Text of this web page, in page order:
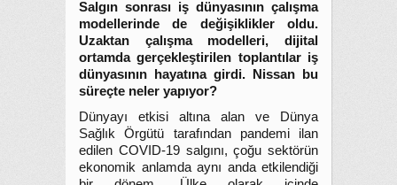
Salgın sonrası iş dünyasının çalışma
modellerinde de değişiklikler oldu.
Uzaktan çalışma modelleri, dijital
ortamda gerçekleştirilen toplantılar iş
dünyasının hayatına girdi. Nissan bu
süreçte neler yapıyor?
Dünyayı etkisi altına alan ve Dünya
Sağlık Örgütü tarafından pandemi ilan
edilen COVID-19 salgını, çoğu sektörün
ekonomik anlamda aynı anda etkilendiği